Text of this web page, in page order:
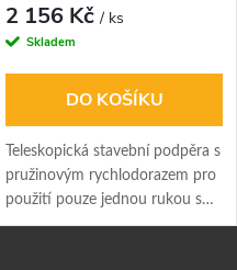
2 156 Kč/ ks
Skladem
DO KOŠÍKU
Teleskopická stavební podpěra s
pružinovým rychlodorazem pro
použití pouze jednou rukou s
nosností do 100 kg a rozpětím